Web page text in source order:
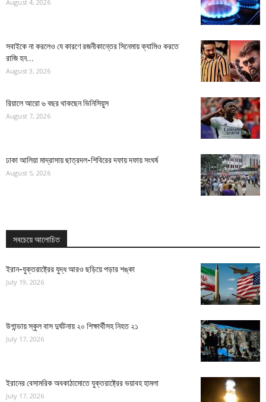
August 4, 2026
সবাইকে না করলেও যে কারণে রজনীকান্তের সিনেমায় ক্যামিও করতে
রাজি হন...
August 3, 2026
রিয়ালে আরো ৬ বছর থাকছেন ভিনিসিয়ুস
August 7, 2026
ঢাকা আলিয়া মাদ্রাসায় ছাত্রদল-শিবিরের দফায় দফায় সংঘর্ষ
August 5, 2026
সবচেয়ে আলোচিত
ইরান-যুক্তরাষ্ট্রের যুদ্ধ আরও ছড়িয়ে পড়ার শঙ্কা
July 19, 2026
উগান্ডায় স্কুল বাস দুর্ঘটনায় ২০ শিক্ষার্থীসহ নিহত ২১
July 17, 2026
ইরানের বেসামরিক অবকাঠামোতে যুক্তরাষ্ট্রের ভয়াবহ হামলা
July 17, 2026